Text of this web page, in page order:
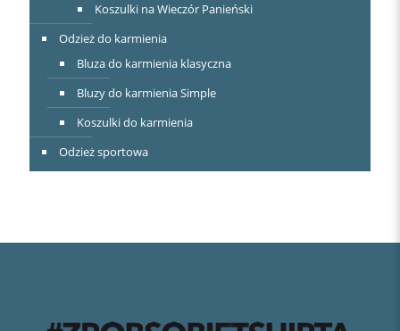
Koszulki na Wieczór Panieński
Odzież do karmienia
Bluza do karmienia klasyczna
Bluzy do karmienia Simple
Koszulki do karmienia
Odzież sportowa